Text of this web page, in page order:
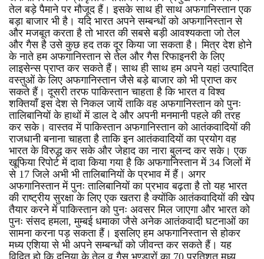
तेल बड़े पैमाने पर मौजूद हैं। इसके साथ ही साथ अफगानिस्तान एक
बड़ा बाजार भी है। यदि भारत अपने सम्बन्धों को अफगानिस्तान से
और मजबूत करता है तो भारत की सबसे बड़ी आवश्यकता जो तेल
और गैस है उसे कुछ हद तक दूर किया जा सकता है। मित्र देश होने
के नाते हम अफगानिस्तान से तेल और गैस रिफाइनरी के लिए
लाइसेन्स प्राप्त कर सकते हैं। साथ ही साथ हम अपने यहां उत्पादित
वस्तुओं के लिए अफगानिस्तान जैसे बड़े बाजार को भी प्राप्त कर
सकते हैं। दूसरी तरफ पाकिस्तान चाहता है कि भारत व विश्व
शक्तियाँ इस देश से निकल जायें ताकि वह अफगानिस्तान को पुनः
तालिबानियों के हाथों में डाल दे और अपनी मनमानी पहले की तरह
कर सके। वास्तव में पाकिस्तान अफगानिस्तान को आतंकवादियों की
राजधानी बनाना चाहता है ताकि इन आतंकवादियों का प्रयोग वह
भारत के विरुद्ध कर सके और जेहाद का नारा बुलन्द कर सके। एक
खूफिया रिपोर्ट में दावा किया गया है कि अफगानिस्तान में 34 जिलों में
से 17 जिले अभी भी तालिबानियों के प्रभाव में हैं। अगर
अफगानिस्तान में पुनः तालिबानियों का प्रभाव बढ़ता है तो यह भारत
की राष्ट्रीय सुरक्षा के लिए एक खतरा है क्योंकि आतंकवादियों की खेप
तैयार करने में पाकिस्तान को पुनः अवसर मिल जाएगा और भारत को
पुनः संसद हमला, मुम्बई धमाका जैसे अनेक आतंकवादी घटनाओं का
सामना करना पड़ सकता हैं। इसलिए हम अफगानिस्तान से होकर
मध्य एशिया से भी अपने सम्बन्धों को जीवन्त कर सकते हैं। यह
विदित हो कि दुनिया के तेल व गैस भण्डारों का 70 प्रतिशत मध्य